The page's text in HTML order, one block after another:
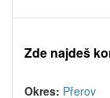
Zde najdeš
Okres: Přerov